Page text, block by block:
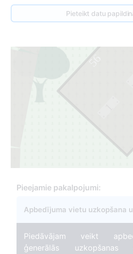
Pieteikt datu
56
Pieejamie pakalpojumi:
Apbedījuma vietu uzkopšana
Piedāvājam veikt
ģenerālās uzkopšanas